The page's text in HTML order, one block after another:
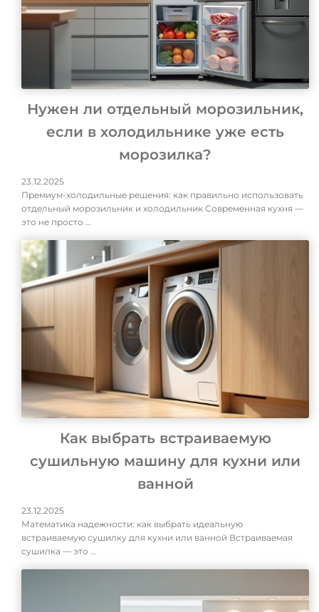
Нужен ли отдельный морозильник,
если в холодильнике уже есть
морозилка?
23.12.2025
Премиум-холодильные решения: как правильно использовать
отдельный морозильник и холодильник Современная кухня —
это не просто …
Как выбрать встраиваемую
сушильную машину для кухни или
ванной
23.12.2025
Математика надежности: как выбрать идеальную
встраиваемую сушилку для кухни или ванной Встраиваемая
сушилка — это …